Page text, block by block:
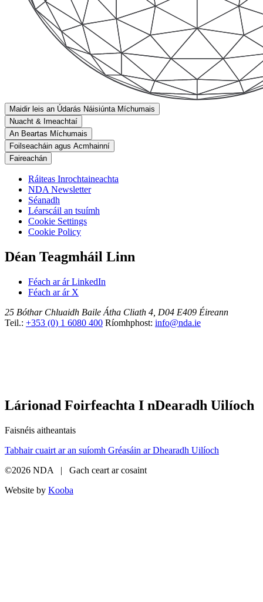
Maidir leis an Údarás Náisiúnta Míchumais
Nuacht & Imeachtaí
An Beartas Míchumais
Foilseacháin agus Acmhainní
Faireachán
Ráiteas Inrochtaineachta
NDA Newsletter
Séanadh
Léarscáil an tsuímh
Cookie Settings
Cookie Policy
Déan Teagmháil Linn
Féach ar ár LinkedIn
Féach ar ár X
25 Bóthar Chluaidh Baile Átha Cliath 4, D04 E409 Éireann
Teil.: +353 (0) 1 6080 400 Ríomhphost: info@nda.ie
Lárionad Foirfeachta I nDearadh Uilíoch
Faisnéis aitheantais
Tabhair cuairt ar an suíomh Gréasáin ar Dhearadh Uilíoch
©2026 NDA | Gach ceart ar cosaint
Website by Kooba